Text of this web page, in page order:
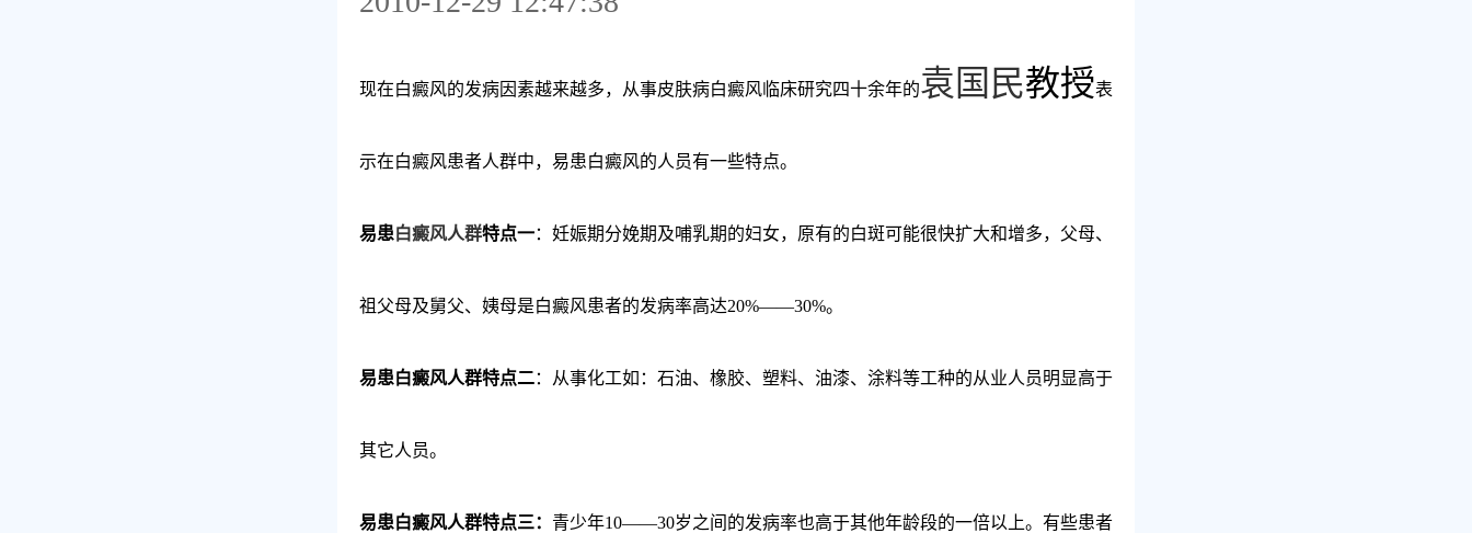
现在白癜风的发病因素越来越多，从事皮肤病白癜风临床研究四十余年的袁国民教授表
示在白癜风患者人群中，易患白癜风的人员有一些特点。
易患白癜风人群特点一：妊娠期分娩期及哺乳期的妇女，原有的白斑可能很快扩大和增多，父母、
祖父母及舅父、姨母是白癜风患者的发病率高达20%——30%。
易患白癜风人群特点二：从事化工如：石油、橡胶、塑料、油漆、涂料等工种的从业人员明显高于
其它人员。
易患白癜风人群特点三： 青少年10——30岁之间的发病率也高于其他年龄段的一倍以上。有些患者